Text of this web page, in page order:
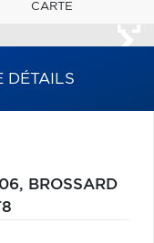
CARTE
DÉTAILS
BROSSARD